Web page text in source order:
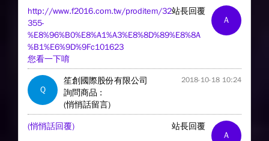
A
站長回覆
http://www.f2016.com.tw/proditem/32
355-
%E8%96%B0%E8%A1%A3%E8%8D%89%E8%8A
%B1%E6%9D%9Fc101623
您看一下唷
Q
笙創國際股份有限公司 2018-10-18 10:24
詢問商品 :
(悄悄話留言)
A
站長回覆
(悄悄話回覆)